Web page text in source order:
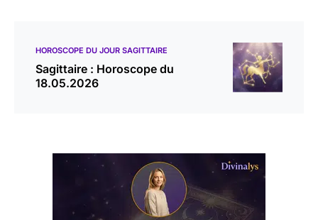
HOROSCOPE DU JOUR SAGITTAIRE
Sagittaire : Horoscope du
18.05.2026